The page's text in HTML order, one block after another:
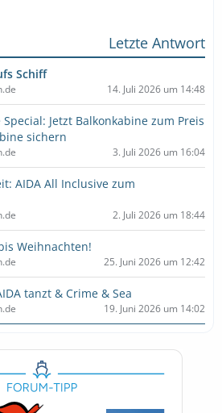
Letzte Antwort
Schiff
14. Juli 2026 um 14:48
Special: Jetzt Balkonkabine zum Preis
sichern
3. Juli 2026 um 16:04
AIDA All Inclusive zum
2. Juli 2026 um 18:44
Weihnachten!
25. Juni 2026 um 12:42
tanzt & Crime & Sea
19. Juni 2026 um 14:02